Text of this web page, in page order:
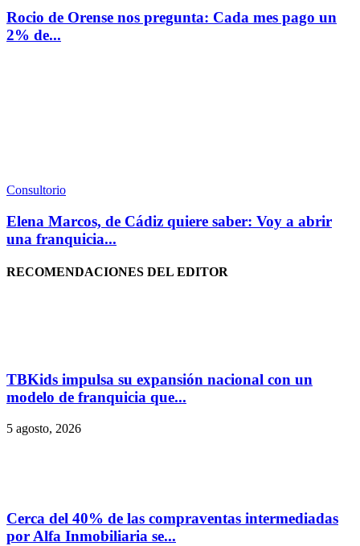
Rocio de Orense nos pregunta: Cada mes pago un
2% de...
Consultorio
Elena Marcos, de Cádiz quiere saber: Voy a abrir
una franquicia...
RECOMENDACIONES DEL EDITOR
TBKids impulsa su expansión nacional con un
modelo de franquicia que...
5 agosto, 2026
Cerca del 40% de las compraventas intermediadas
por Alfa Inmobiliaria se...